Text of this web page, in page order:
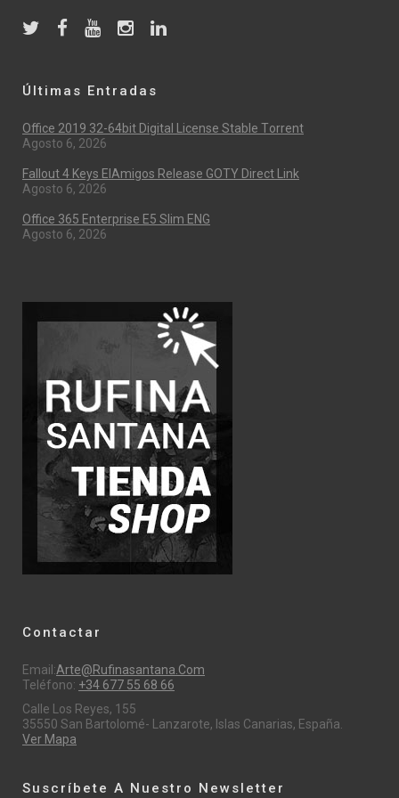
Últimas Entradas
Office 2019 32-64bit Digital License Stable Tоrrеnt
Agosto 6, 2026
Fallout 4 Keys ElAmigos Release GOTY Direct Link
Agosto 6, 2026
Office 365 Enterprise E5 Slim ENG
Agosto 6, 2026
Contactar
Email:Arte@rufinasantana.com
Teléfono: +34 677 55 68 66
Calle Los Reyes, 155
35550 San Bartolomé- Lanzarote, Islas Canarias, España.
Ver Mapa
Suscríbete A Nuestro Newsletter